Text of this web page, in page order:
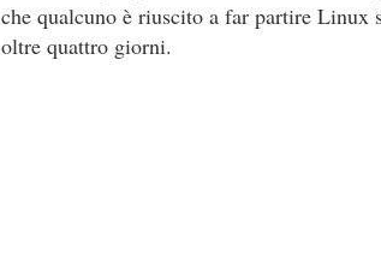
che qualcuno è riuscito a far partire Linux
oltre quattro giorni.